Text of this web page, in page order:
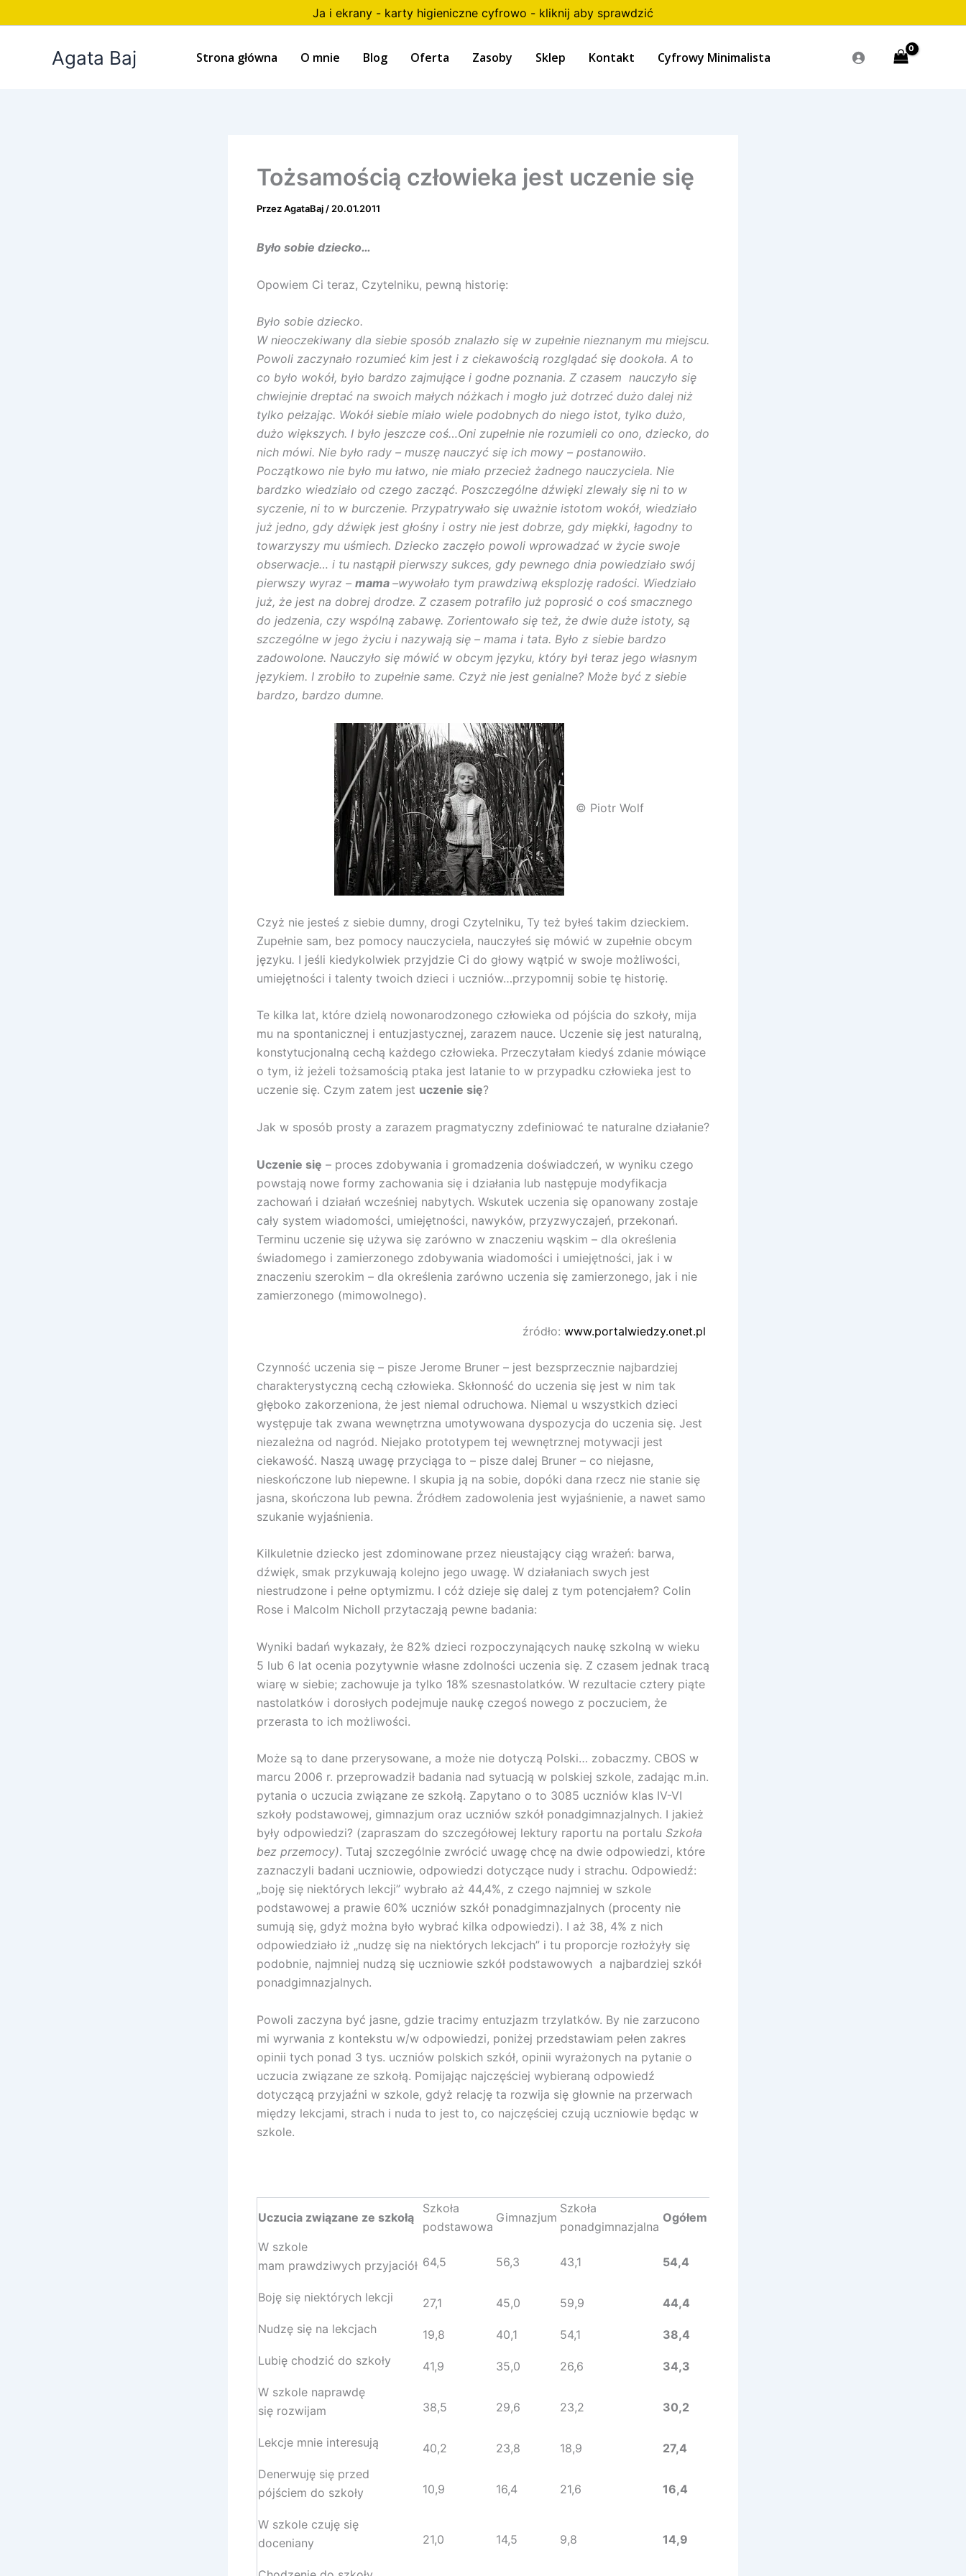
do
Ja i ekrany - karty higieniczne cyfrowo - kliknij aby sprawdzić
Agata Baj Strona główna O mnie Blog Oferta Zasoby Sklep Kontakt Cyfrowy Minimalista
Tożsamością człowieka jest uczenie się
PrzezAgataBaj / 20.01.2011
Było sobie dziecko…
Opowiem Ci teraz, Czytelniku, pewną historię:
Było sobie dziecko.
W nieoczekiwany dla siebie sposób znalazło się w zupełnie nieznanym mu miejscu.
Powoli zaczynało rozumieć kim jest i z ciekawością rozglądać się dookoła. A to
co było wokół, było bardzo zajmujące i godne poznania. Z czasem nauczyło się
chwiejnie dreptać na swoich małych nóżkach i mogło już dotrzeć dużo dalej niż
tylko pełzając. Wokół siebie miało wiele podobnych do niego istot, tylko dużo,
dużo większych. I było jeszcze coś…Oni zupełnie nie rozumieli co ono, dziecko, do
nich mówi. Nie było rady – muszę nauczyć się ich mowy – postanowiło.
Początkowo nie było mu łatwo, nie miało przecież żadnego nauczyciela. Nie
bardzko wiedziało od czego zacząć. Poszczególne dźwięki zlewały się ni to w
syczenie, ni to w burczenie. Przypatrywało się uważnie istotom wokół, wiedziało
już jedno, gdy dźwięk jest głośny i ostry nie jest dobrze, gdy miękki, łagodny to
towarzyszy mu uśmiech. Dziecko zaczęło powoli wprowadzać w życie swoje
obserwacje… i tu nastąpił pierwszy sukces, gdy pewnego dnia powiedziało swój
pierwszy wyraz – mama –wywołało tym prawdziwą eksplozję radości. Wiedziało
już, że jest na dobrej drodze. Z czasem potrafiło już poprosić o coś smacznego
do jedzenia, czy wspólną zabawę. Zorientowało się też, że dwie duże istoty, są
szczególne w jego życiu i nazywają się – mama i tata. Było z siebie bardzo
zadowolone. Nauczyło się mówić w obcym języku, który był teraz jego własnym
językiem. I zrobiło to zupełnie same. Czyż nie jest genialne? Może być z siebie
bardzo, bardzo dumne.
© Piotr Wolf
Czyż nie jesteś z siebie dumny, drogi Czytelniku, Ty też byłeś takim dzieckiem.
Zupełnie sam, bez pomocy nauczyciela, nauczyłeś się mówić w zupełnie obcym
języku. I jeśli kiedykolwiek przyjdzie Ci do głowy wątpić w swoje możliwości,
umiejętności i talenty twoich dzieci i uczniów…przypomnij sobie tę historię.
Te kilka lat, które dzielą nowonarodzonego człowieka od pójścia do szkoły, mija
mu na spontanicznej i entuzjastycznej, zarazem nauce. Uczenie się jest naturalną,
konstytucjonalną cechą każdego człowieka. Przeczytałam kiedyś zdanie mówiące
o tym, iż jeżeli tożsamością ptaka jest latanie to w przypadku człowieka jest to
uczenie się. Czym zatem jest uczenie się?
Jak w sposób prosty a zarazem pragmatyczny zdefiniować te naturalne działanie?
Uczenie się – proces zdobywania i gromadzenia doświadczeń, w wyniku czego
powstają nowe formy zachowania się i działania lub następuje modyfikacja
zachowań i działań wcześniej nabytych. Wskutek uczenia się opanowany zostaje
cały system wiadomości, umiejętności, nawyków, przyzwyczajeń, przekonań.
Terminu uczenie się używa się zarówno w znaczeniu wąskim – dla określenia
świadomego i zamierzonego zdobywania wiadomości i umiejętności, jak i w
znaczeniu szerokim – dla określenia zarówno uczenia się zamierzonego, jak i nie
zamierzonego (mimowolnego).
źródło: www.portalwiedzy.onet.pl
Czynność uczenia się – pisze Jerome Bruner – jest bezsprzecznie najbardziej
charakterystyczną cechą człowieka. Skłonność do uczenia się jest w nim tak
głęboko zakorzeniona, że jest niemal odruchowa. Niemal u wszystkich dzieci
występuje tak zwana wewnętrzna umotywowana dyspozycja do uczenia się. Jest
niezależna od nagród. Niejako prototypem tej wewnętrznej motywacji jest
ciekawość. Naszą uwagę przyciąga to – pisze dalej Bruner – co niejasne,
nieskończone lub niepewne. I skupia ją na sobie, dopóki dana rzecz nie stanie się
jasna, skończona lub pewna. Źródłem zadowolenia jest wyjaśnienie, a nawet samo
szukanie wyjaśnienia.
Kilkuletnie dziecko jest zdominowane przez nieustający ciąg wrażeń: barwa,
dźwięk, smak przykuwają kolejno jego uwagę. W działaniach swych jest
niestrudzone i pełne optymizmu. I cóż dzieje się dalej z tym potencjałem? Colin
Rose i Malcolm Nicholl przytaczają pewne badania:
Wyniki badań wykazały, że 82% dzieci rozpoczynających naukę szkolną w wieku
5 lub 6 lat ocenia pozytywnie własne zdolności uczenia się. Z czasem jednak tracą
wiarę w siebie; zachowuje ja tylko 18% szesnastolatków. W rezultacie cztery piąte
nastolatków i dorosłych podejmuje naukę czegoś nowego z poczuciem, że
przerasta to ich możliwości.
Może są to dane przerysowane, a może nie dotyczą Polski… zobaczmy. CBOS w
marcu 2006 r. przeprowadził badania nad sytuacją w polskiej szkole, zadając m.in.
pytania o uczucia związane ze szkołą. Zapytano o to 3085 uczniów klas IV-VI
szkoły podstawowej, gimnazjum oraz uczniów szkół ponadgimnazjalnych. I jakież
były odpowiedzi? (zapraszam do szczegółowej lektury raportu na portalu Szkoła
bez przemocy). Tutaj szczególnie zwrócić uwagę chcę na dwie odpowiedzi, które
zaznaczyli badani uczniowie, odpowiedzi dotyczące nudy i strachu. Odpowiedź:
„boję się niektórych lekcji” wybrało aż 44,4%, z czego najmniej w szkole
podstawowej a prawie 60% uczniów szkół ponadgimnazjalnych (procenty nie
sumują się, gdyż można było wybrać kilka odpowiedzi). I aż 38, 4% z nich
odpowiedziało iż „nudzę się na niektórych lekcjach” i tu proporcje rozłożyły się
podobnie, najmniej nudzą się uczniowie szkół podstawowych a najbardziej szkół
ponadgimnazjalnych.
Powoli zaczyna być jasne, gdzie tracimy entuzjazm trzylatków. By nie zarzucono
mi wyrwania z kontekstu w/w odpowiedzi, poniżej przedstawiam pełen zakres
opinii tych ponad 3 tys. uczniów polskich szkół, opinii wyrażonych na pytanie o
uczucia związane ze szkołą. Pomijając najczęściej wybieraną odpowiedź
dotyczącą przyjaźni w szkole, gdyż relację ta rozwija się głownie na przerwach
między lekcjami, strach i nuda to jest to, co najczęściej czują uczniowie będąc w
szkole.
Uczucia związane ze szkołą
Szkoła
podstawowa
Gimnazjum
Szkoła
ponadgimnazjalna
Ogółem
W szkole
mam prawdziwych przyjaciół 64,5 56,3 43,1 54,4
Boję się niektórych lekcji 27,1 45,0 59,9
44,4
Nudzę się na lekcjach
19,8 40,1 54,1
38,4
Lubię chodzić do szkoły
41,9 35,0 26,6
34,3
W szkole naprawdę
się rozwijam
38,5 29,6 23,2 30,2
Lekcje mnie interesują 40,2 23,8 18,9
27,4
Denerwuję się przed
pójściem do szkoły
10,9 16,4 21,6 16,4
W szkole czuję się
doceniany
21,0 14,5 9,8 14,9